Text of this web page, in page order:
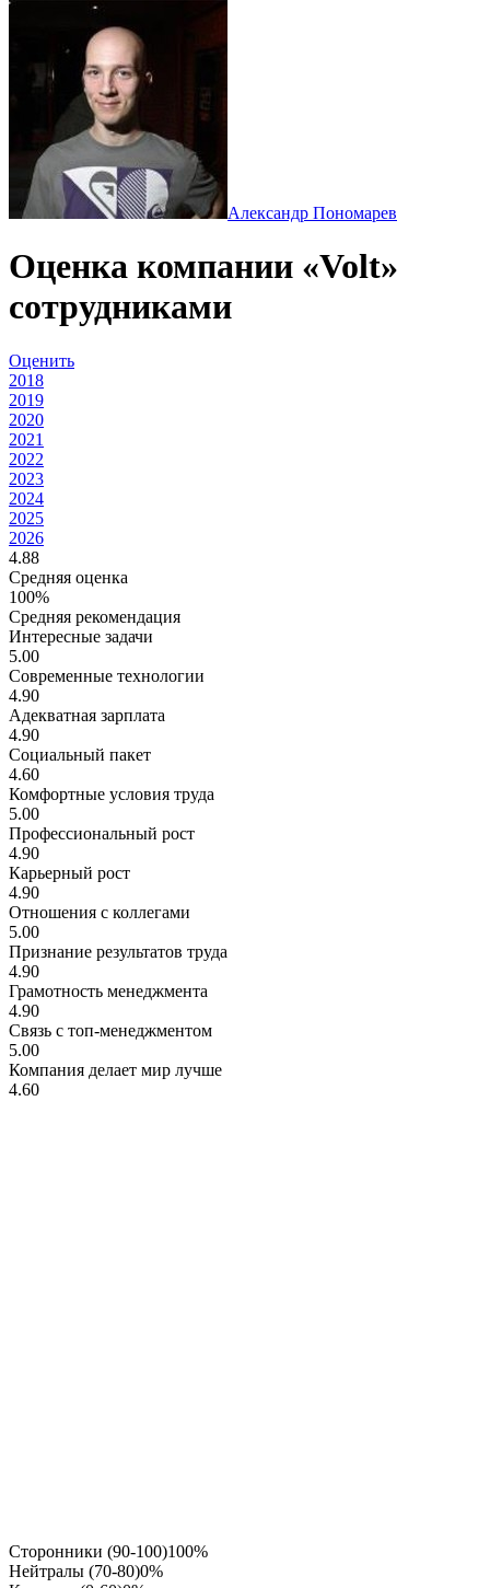
Александр Пономарев
Оценка компании «Volt»
сотрудниками
Оценить
2018
2019
2020
2021
2022
2023
2024
2025
2026
4.88
Средняя оценка
100%
Средняя рекомендация
Интересные задачи
5.00
Современные технологии
4.90
Адекватная зарплата
4.90
Социальный пакет
4.60
Комфортные условия труда
5.00
Профессиональный рост
4.90
Карьерный рост
4.90
Отношения с коллегами
5.00
Признание результатов труда
4.90
Грамотность менеджмента
4.90
Связь с топ-менеджментом
5.00
Компания делает мир лучше
4.60
Сторонники (90-100)100%
Нейтралы (70-80)0%